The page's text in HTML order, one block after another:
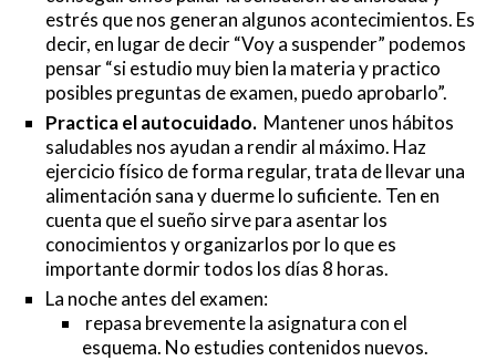
estrés que nos generan algunos acontecimientos. Es
decir, en lugar de decir “Voy a suspender” podemos
pensar “si estudio muy bien la materia y practico
posibles preguntas de examen, puedo aprobarlo”.
Practica el autocuidado. Mantener unos hábitos
saludables nos ayudan a rendir al máximo. Haz
ejercicio físico de forma regular, trata de llevar una
alimentación sana y duerme lo suficiente. Ten en
cuenta que el sueño sirve para asentar los
conocimientos y organizarlos por lo que es
importante dormir todos los días 8 horas.
La noche antes del examen:
repasa brevemente la asignatura con el
esquema. No estudies contenidos nuevos.